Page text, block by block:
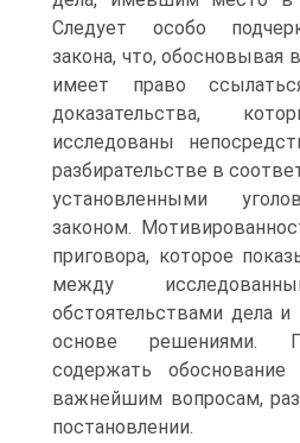
Следует особо
закона, что, обосновывая
имеет право
доказательства,
исследованы
разбирательстве в
установленными
законом.
приговора, которое
между
обстоятельствами дела
основе решениями.
содержать
важнейшим вопросам,
постановлении.